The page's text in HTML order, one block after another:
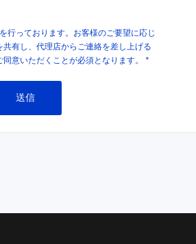
行っております。お客様のご要望に応じ
有し、代理店からご連絡を差し上げる
意いただくことが必須となります。 *
送信